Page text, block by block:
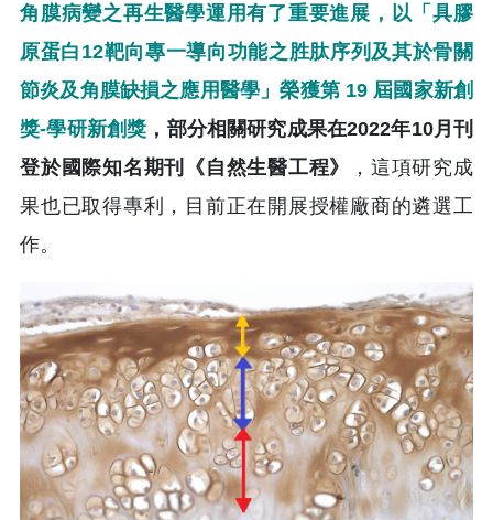
角膜病變之再生醫學運用有了重要進展，以「具膠
原蛋白12靶向專一導向功能之胜肽序列及其於骨關
節炎及角膜缺損之應用醫學」榮獲第 19 屆國家新創
獎-學研新創獎 ，部分相關研究成果在2022年10月刊
登於國際知名期刊《自然生醫工程》
，這項研究成
果也已取得專利，目前正在開展授權廠商的遴選工
作。